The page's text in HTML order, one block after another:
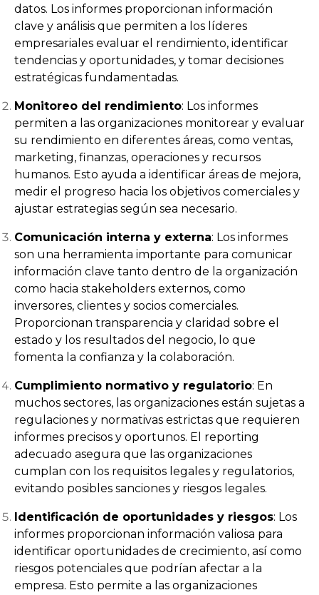
datos. Los informes proporcionan información
clave y análisis que permiten a los líderes
empresariales evaluar el rendimiento, identificar
tendencias y oportunidades, y tomar decisiones
estratégicas fundamentadas.
Monitoreo del rendimiento: Los informes
permiten a las organizaciones monitorear y evaluar
su rendimiento en diferentes áreas, como ventas,
marketing, finanzas, operaciones y recursos
humanos. Esto ayuda a identificar áreas de mejora,
medir el progreso hacia los objetivos comerciales y
ajustar estrategias según sea necesario.
Comunicación interna y externa: Los informes
son una herramienta importante para comunicar
información clave tanto dentro de la organización
como hacia stakeholders externos, como
inversores, clientes y socios comerciales.
Proporcionan transparencia y claridad sobre el
estado y los resultados del negocio, lo que
fomenta la confianza y la colaboración.
Cumplimiento normativo y regulatorio: En
muchos sectores, las organizaciones están sujetas a
regulaciones y normativas estrictas que requieren
informes precisos y oportunos. El reporting
adecuado asegura que las organizaciones
cumplan con los requisitos legales y regulatorios,
evitando posibles sanciones y riesgos legales.
Identificación de oportunidades y riesgos: Los
informes proporcionan información valiosa para
identificar oportunidades de crecimiento, así como
riesgos potenciales que podrían afectar a la
empresa. Esto permite a las organizaciones